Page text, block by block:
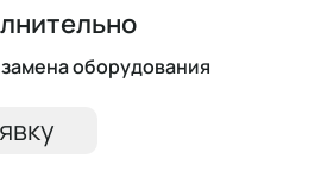
оборудования